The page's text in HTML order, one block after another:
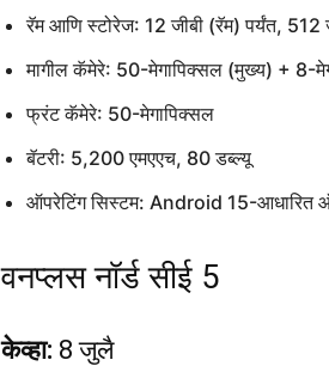
रॅम आणि स्टोरेज: 12 जीबी (रॅम) पर्यंत, 512
मागील कॅमेरे: 50-मेगापिक्सल (मुख्य) + 8-
फ्रंट कॅमेरे: 50-मेगापिक्सल
बॅटरी: 5,200 एमएएच, 80 डब्ल्यू
ऑपरेटिंग सिस्टम: Android 15-आधारित
वनप्लस नॉर्ड सीई 5
केव्हा: 8 जुलै